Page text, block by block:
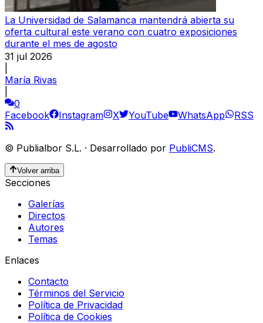
La Universidad de Salamanca mantendrá abierta su
oferta cultural este verano con cuatro exposiciones
durante el mes de agosto
31 jul 2026
María Rivas
0
Facebook
Instagram X YouTube WhatsApp RSS
© Publialbor S.L. · Desarrollado por PubliCMS.
Volver arriba
Secciones
Galerías
Directos
Autores
Temas
Enlaces
Contacto
Términos del Servicio
Política de Privacidad
Política de Cookies